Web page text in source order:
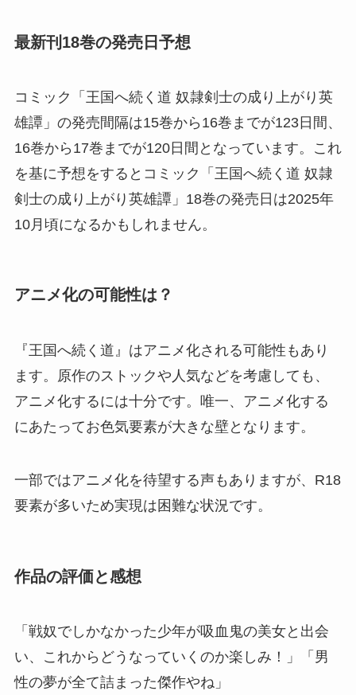
最新刊18巻の発売日予想
コミック「王国へ続く道 奴隷剣士の成り上がり英
雄譚」の発売間隔は15巻から16巻までが123日間、
16巻から17巻までが120日間となっています。これ
を基に予想をするとコミック「王国へ続く道 奴隷
剣士の成り上がり英雄譚」18巻の発売日は2025年
10月頃になるかもしれません。
アニメ化の可能性は？
『王国へ続く道』はアニメ化される可能性もあり
ます。原作のストックや人気などを考慮しても、
アニメ化するには十分です。唯一、アニメ化する
にあたってお色気要素が大きな壁となります。
一部ではアニメ化を待望する声もありますが、R18
要素が多いため実現は困難な状況です。
作品の評価と感想
「戦奴でしかなかった少年が吸血鬼の美女と出会
い、これからどうなっていくのか楽しみ！」「男
性の夢が全て詰まった傑作やね」